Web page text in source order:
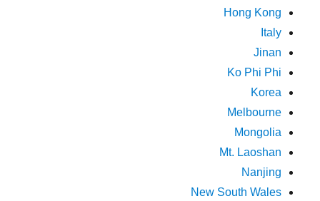
Hong Kong
Italy
Jinan
Ko Phi Phi
Korea
Melbourne
Mongolia
Mt. Laoshan
Nanjing
New South Wales